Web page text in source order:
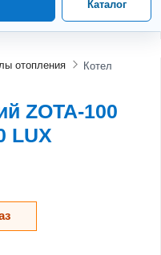
Каталог
отопления
Котел
ZOTA-100
LUX